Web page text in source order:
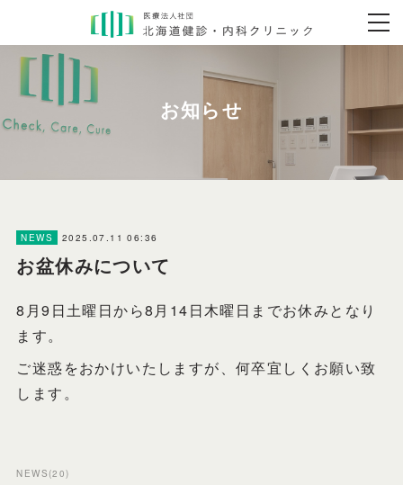
NEWS 2025.07.11 06:36
お盆休みについて
8月9日土曜日から8月14日木曜日までお休みとなり
ます。
ご迷惑をおかけいたしますが、何卒宜しくお願い致
します。
NEWS (20)